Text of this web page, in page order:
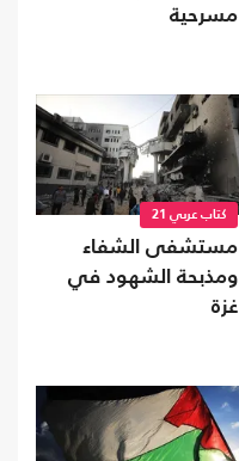
مسرحية
كتاب عربي 21
مستشفى الشفاء
ومذبحة الشهود في
غزة